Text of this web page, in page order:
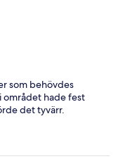
som behövdes
området hade fest
det tyvärr.